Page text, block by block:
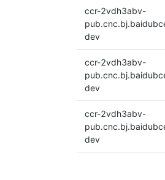
ccr-2vdh3abv-
dev
ccr-2vdh3abv-
dev
ccr-2vdh3abv-
dev